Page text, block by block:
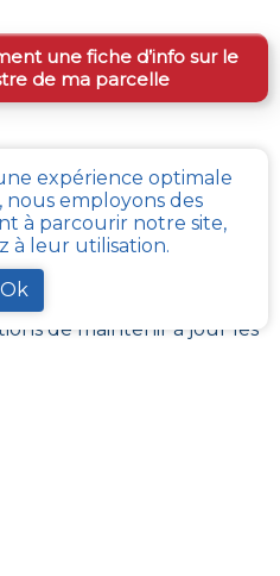
une fiche d’info sur le
de ma parcelle
le Règlement
PLU de Semalle?
dans la mairie de
de communes
de maintenir à jour les
expérience optimale
employons des
à parcourir notre site,
à leur utilisation.
Ok